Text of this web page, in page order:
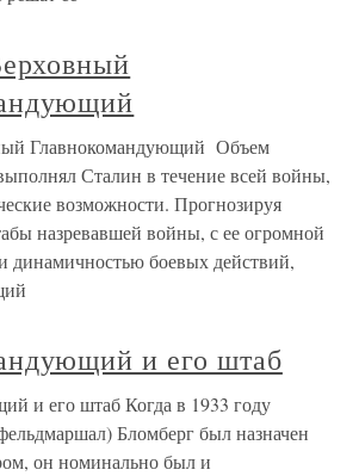
Главнокомандующий Объем
Сталин в течение всей войны,
возможности. Прогнозируя
назревавшей войны, с ее огромной
динамичностью боевых действий,
и его штаб
и его штаб Когда в 1933 году
Бломберг был назначен
он номинально был и